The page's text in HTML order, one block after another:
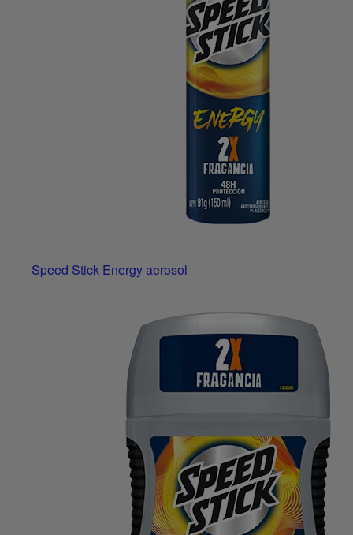
Speed Stick Energy aerosol